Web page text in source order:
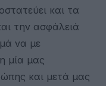
και τα
την ασφάλειά
να με
μία μας
και μετά μας